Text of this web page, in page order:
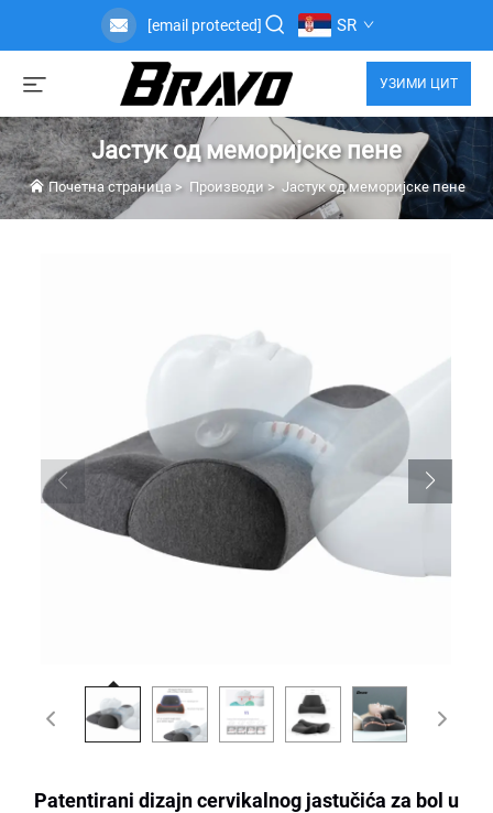
[email protected] SR
УЗИМИ ЦИТ
Јастук од меморијске пене
Почетна страница> Производи> Јастук од меморијске пене
Patentirani dizajn cervikalnog jastučića za bol u